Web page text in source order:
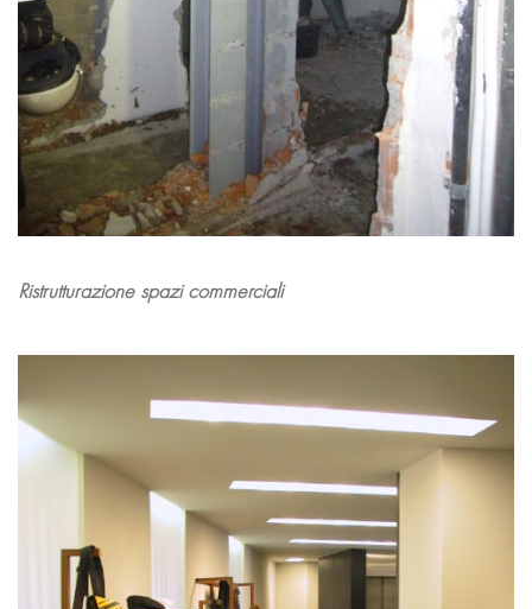
Ristrutturazione spazi commerciali